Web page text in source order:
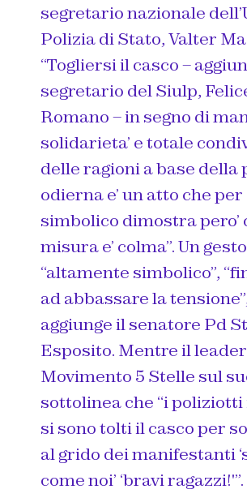
segretario nazionale
Polizia di Stato, Valter
“Togliersi il casco –
segretario del Siulp,
Romano – in segno di
solidarieta’ e totale
delle ragioni a base della
odierna e’ un atto che
simbolico dimostra pero’
misura e’ colma”. Un
“altamente simbolico”,
ad abbassare la
aggiunge il senatore Pd
Esposito. Mentre il
Movimento 5 Stelle sul
sottolinea che “i poliziotti
si sono tolti il casco per
al grido dei manifestanti
come noi’ ‘bravi